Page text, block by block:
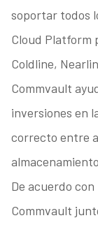
soportar todos
Cloud Platform
Coldline,
Commvault
inversiones en
correcto entre
De acuerdo
Commvault